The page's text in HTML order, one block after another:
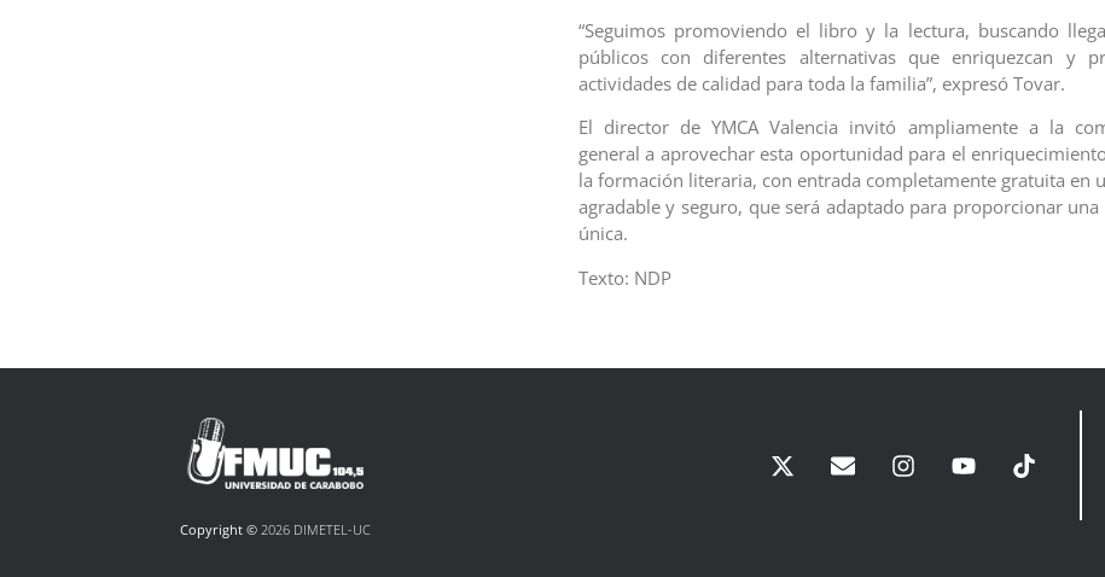
“Seguimos promoviendo el libro y la lectura, buscando
públicos con diferentes alternativas que enriquezcan y
actividades de calidad para toda la familia”, expresó Tovar.
El director de YMCA Valencia invitó ampliamente a la
general a aprovechar esta oportunidad para el
la formación literaria, con entrada completamente gratuita en
agradable y seguro, que será adaptado para proporcionar una
única.
Texto: NDP
Copyright ©2026 DIMETEL-UC